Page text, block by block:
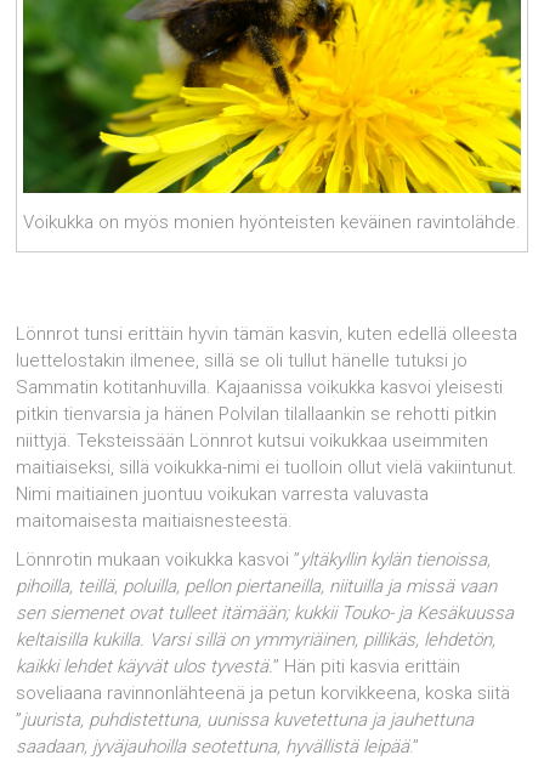
Voikukka on myös monien hyönteisten keväinen ravintolähde.
Lönnrot tunsi erittäin hyvin tämän kasvin, kuten edellä olleesta
luettelostakin ilmenee, sillä se oli tullut hänelle tutuksi jo
Sammatin kotitanhuvilla. Kajaanissa voikukka kasvoi yleisesti
pitkin tienvarsia ja hänen Polvilan tilallaankin se rehotti pitkin
niittyjä. Teksteissään Lönnrot kutsui voikukkaa useimmiten
maitiaiseksi, sillä voikukka-nimi ei tuolloin ollut vielä vakiintunut.
Nimi maitiainen juontuu voikukan varresta valuvasta
maitomaisesta maitiaisnesteestä.
Lönnrotin mukaan voikukka kasvoi ”yltäkyllin kylän tienoissa,
pihoilla, teillä, poluilla, pellon piertaneilla, niituilla ja missä vaan
sen siemenet ovat tulleet itämään; kukkii Touko- ja Kesäkuussa
keltaisilla kukilla. Varsi sillä on ymmyriäinen, pillikäs, lehdetön,
kaikki lehdet käyvät ulos tyvestä.” Hän piti kasvia erittäin
soveliaana ravinnonlähteenä ja petun korvikkeena, koska siitä
”juurista, puhdistettuna, uunissa kuvetettuna ja jauhettuna
saadaan, jyväjauhoilla seotettuna, hyvällistä leipää.”